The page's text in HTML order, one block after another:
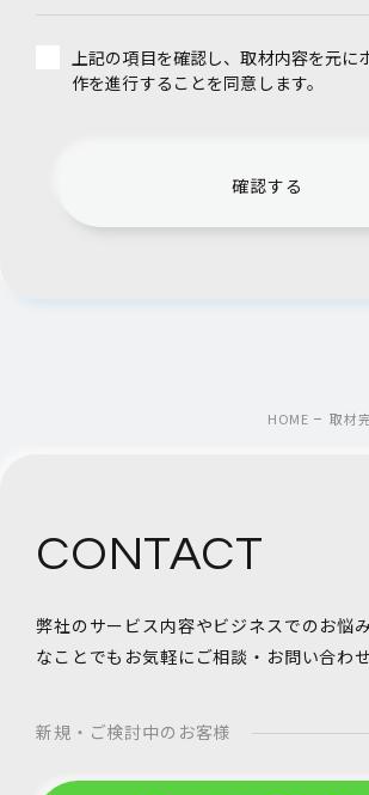
上記の項目を確認し、取材内容を元に
作を進行することを同意します。
確認する
HOME 取材
CONTACT
弊社のサービス内容やビジネスでのお悩み
なことでもお気軽にご相談・お問い合わ
新規・ご検討中のお客様